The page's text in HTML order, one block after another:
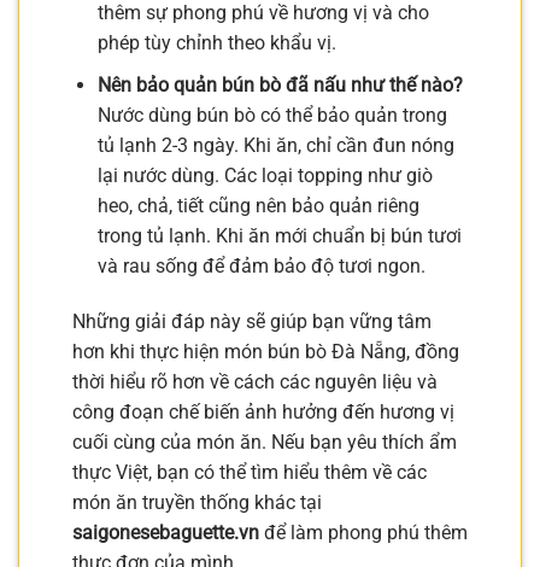
thêm sự phong phú về hương vị và cho
phép tùy chỉnh theo khẩu vị.
Nên bảo quản bún bò đã nấu như thế nào?
Nước dùng bún bò có thể bảo quản trong
tủ lạnh 2-3 ngày. Khi ăn, chỉ cần đun nóng
lại nước dùng. Các loại topping như giò
heo, chả, tiết cũng nên bảo quản riêng
trong tủ lạnh. Khi ăn mới chuẩn bị bún tươi
và rau sống để đảm bảo độ tươi ngon.
Những giải đáp này sẽ giúp bạn vững tâm
hơn khi thực hiện món bún bò Đà Nẵng, đồng
thời hiểu rõ hơn về cách các nguyên liệu và
công đoạn chế biến ảnh hưởng đến hương vị
cuối cùng của món ăn. Nếu bạn yêu thích ẩm
thực Việt, bạn có thể tìm hiểu thêm về các
món ăn truyền thống khác tại
saigonesebaguette.vn để làm phong phú thêm
thực đơn của mình.